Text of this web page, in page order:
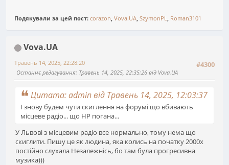
Подякували за цей пост: corazon, Vova.UA, SzymonPL, Roman3101
Vova.UA
#4300
Травень 14, 2025, 22:28:20
Останнє редагування: Травень 14, 2025, 22:35:26 від Vova.UA
Цитата: admin від Травень 14, 2025, 12:03:37
І знову будем чути скиглення на форумі що вбивають
місцеве радіо... що НР погана...
У Львові з місцевим радіо все нормально, тому нема що
скиглити. Пишу це як людина, яка колись на початку 2000х
постійно слухала Незалежнісь, бо там була прогресивна
музика)))